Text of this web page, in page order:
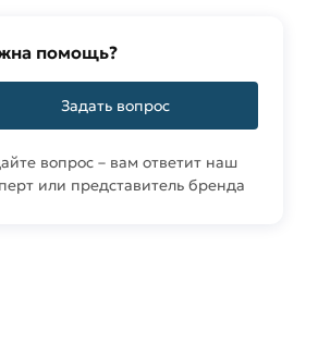
помощь?
Задать вопрос
вопрос – вам ответит наш
или представитель бренда